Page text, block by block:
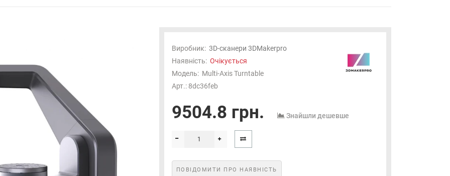
Виробник: 3D-сканери 3DMakerpro
Наявність: Очікується
Модель: Multi-Axis Turntable
Арт.: 8dc36feb
9504.8 грн. Знайшли дешевше
ПОВІДОМИТИ ПРО НАЯВНІСТЬ